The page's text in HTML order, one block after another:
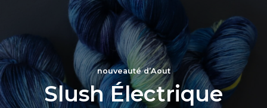
nouveauté d’Aout
Slush Électrique